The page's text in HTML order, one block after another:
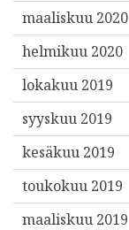
maaliskuu 2020
helmikuu 2020
lokakuu 2019
syyskuu 2019
kesäkuu 2019
toukokuu 2019
maaliskuu 2019